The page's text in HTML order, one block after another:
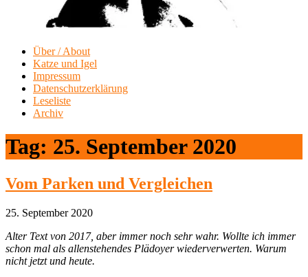
Über / About
Katze und Igel
Impressum
Datenschutzerklärung
Leseliste
Archiv
Tag: 25. September 2020
Vom Parken und Vergleichen
25. September 2020
Alter Text von 2017, aber immer noch sehr wahr. Wollte ich immer
schon mal als allenstehendes Plädoyer wiederverwerten. Warum
nicht jetzt und heute.